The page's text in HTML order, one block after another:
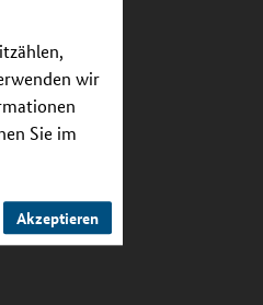
wir
Sie im
Akzeptieren